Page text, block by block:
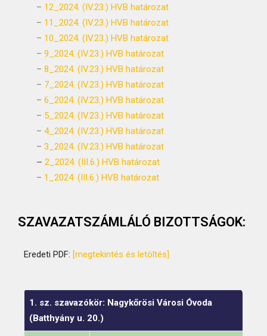
– 12_2024. (IV.23.) HVB határozat
– 11_2024. (IV.23.) HVB határozat
– 10_2024. (IV.23.) HVB határozat
– 9_2024. (IV.23.) HVB határozat
– 8_2024. (IV.23.) HVB határozat
– 7_2024. (IV.23.) HVB határozat
– 6_2024. (IV.23.) HVB határozat
– 5_2024. (IV.23.) HVB határozat
– 4_2024. (IV.23.) HVB határozat
– 3_2024. (IV.23.) HVB határozat
– 2_2024. (III.6.) HVB határozat
– 1_2024. (III.6.) HVB határozat
SZAVAZATSZÁMLÁLÓ BIZOTTSÁGOK:
Eredeti PDF: [megtekintés és letöltés]
1. sz. szavazókör: Nagykőrösi Városi Óvoda
(Batthyány u. 20.)